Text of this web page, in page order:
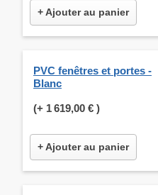
+ Ajouter au panier
PVC fenêtres et portes -
Blanc
(+ 1 619,00 € )
+ Ajouter au panier